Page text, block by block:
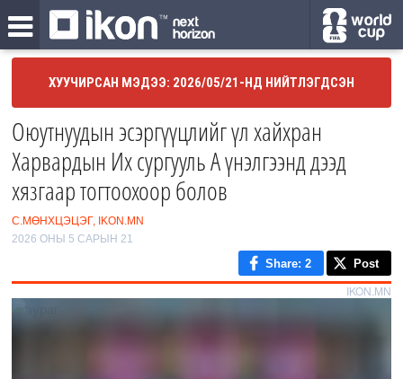
ХУУЧИРСАН МЭДЭЭ: 2026/05/21-НД НИЙТЛЭГДСЭН
Оюутнуудын эсэргүүцлийг үл хайхран
Харвардын Их сургууль A үнэлгээнд дээд
хязгаар тогтоохоор болов
С.МӨНХЦЭЦЭГ, IKON.MN
2026 ОНЫ 5 САРЫН 21
Share: 2 Post
IKON.MN